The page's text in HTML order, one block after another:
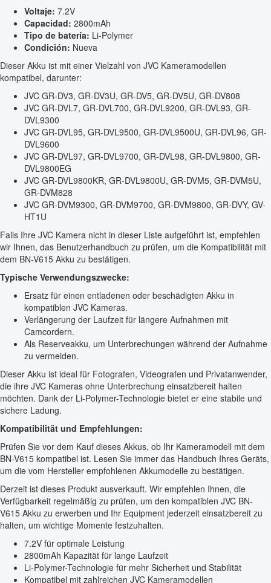
Voltaje: 7.2V
Capacidad: 2800mAh
Tipo de batería: Li-Polymer
Condición: Nueva
Dieser Akku ist mit einer Vielzahl von JVC Kameramodellen
kompatibel, darunter:
JVC GR-DV3, GR-DV3U, GR-DV5, GR-DV5U, GR-DV808
JVC GR-DVL7, GR-DVL700, GR-DVL9200, GR-DVL93, GR-
DVL9300
JVC GR-DVL95, GR-DVL9500, GR-DVL9500U, GR-DVL96, GR-
DVL9600
JVC GR-DVL97, GR-DVL9700, GR-DVL98, GR-DVL9800, GR-
DVL9800EG
JVC GR-DVL9800KR, GR-DVL9800U, GR-DVM5, GR-DVM5U,
GR-DVM828
JVC GR-DVM9300, GR-DVM9700, GR-DVM9800, GR-DVY, GV-
HT1U
Falls Ihre JVC Kamera nicht in dieser Liste aufgeführt ist, empfehlen
wir Ihnen, das Benutzerhandbuch zu prüfen, um die Kompatibilität mit
dem BN-V615 Akku zu bestätigen.
Typische Verwendungszwecke:
Ersatz für einen entladenen oder beschädigten Akku in
kompatiblen JVC Kameras.
Verlängerung der Laufzeit für längere Aufnahmen mit
Camcordern.
Als Reserveakku, um Unterbrechungen während der Aufnahme
zu vermeiden.
Dieser Akku ist ideal für Fotografen, Videografen und Privatanwender,
die ihre JVC Kameras ohne Unterbrechung einsatzbereit halten
möchten. Dank der Li-Polymer-Technologie bietet er eine stabile und
sichere Ladung.
Kompatibilität und Empfehlungen:
Prüfen Sie vor dem Kauf dieses Akkus, ob Ihr Kameramodell mit dem
BN-V615 kompatibel ist. Lesen Sie immer das Handbuch Ihres Geräts,
um die vom Hersteller empfohlenen Akkumodelle zu bestätigen.
Derzeit ist dieses Produkt ausverkauft. Wir empfehlen Ihnen, die
Verfügbarkeit regelmäßig zu prüfen, um den kompatiblen JVC BN-
V615 Akku zu erwerben und Ihr Equipment jederzeit einsatzbereit zu
halten, um wichtige Momente festzuhalten.
7.2V für optimale Leistung
2800mAh Kapazität für lange Laufzeit
Li-Polymer-Technologie für mehr Sicherheit und Stabilität
Kompatibel mit zahlreichen JVC Kameramodellen